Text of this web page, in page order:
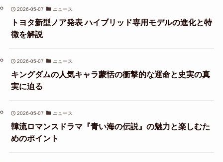
2026-05-07 ニュース
トヨタ新型ノア発表 ハイブリッド専用モデルの進化と特
徴を解説
2026-05-07 ニュース
キングダムの人気キャラ蒙恬の衝撃的な運命と史実の真
実に迫る
2026-05-07 ニュース
韓流ロマンスドラマ『青い海の伝説』の魅力と楽しむた
めのポイント